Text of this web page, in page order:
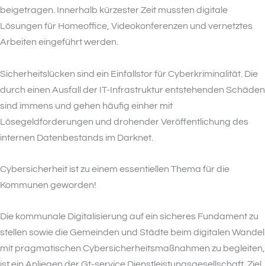
beigetragen. Innerhalb kürzester Zeit mussten digitale
Lösungen für Homeoffice, Videokonferenzen und vernetztes
Arbeiten eingeführt werden.
Sicherheitslücken sind ein Einfallstor für Cyberkriminalität. Die
durch einen Ausfall der IT-Infrastruktur entstehenden Schäden
sind immens und gehen häufig einher mit
Lösegeldforderungen und drohender Veröffentlichung des
internen Datenbestands im Darknet.
Cybersicherheit ist zu einem essentiellen Thema für die
Kommunen geworden!
Die kommunale Digitalisierung auf ein sicheres Fundament zu
stellen sowie die Gemeinden und Städte beim digitalen Wandel
mit pragmatischen Cybersicherheitsmaßnahmen zu begleiten,